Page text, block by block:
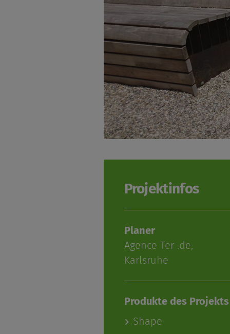
Projektinfos
Planer
Agence Ter .de,
Karlsruhe
Produkte des Projekts
Shape